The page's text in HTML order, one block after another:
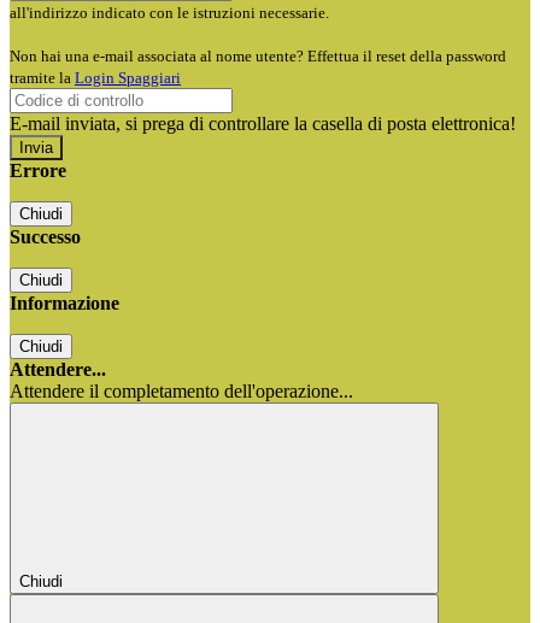
all'indirizzo indicato con le istruzioni necessarie.
Non hai una e-mail associata al nome utente? Effettua il reset della password
tramite la Login Spaggiari
E-mail inviata, si prega di controllare la casella di posta elettronica!
Errore
Chiudi
Successo
Chiudi
Informazione
Chiudi
Attendere...
Attendere il completamento dell'operazione...
Chiudi